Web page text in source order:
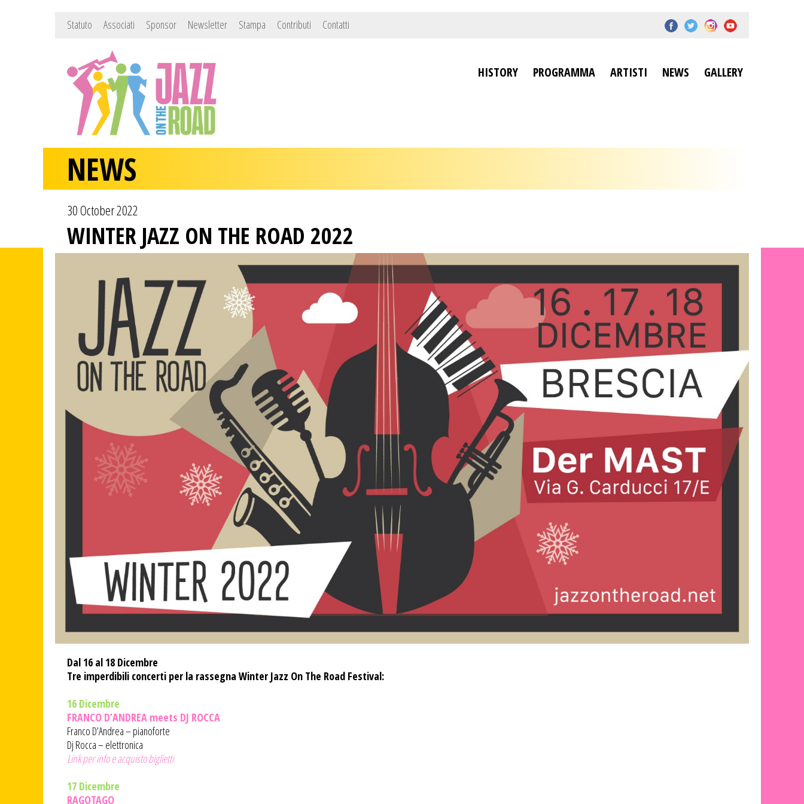
Statuto Associati Sponsor Newsletter Stampa Contributi Contatti
HISTORY PROGRAMMA ARTISTI NEWS GALLERY
NEWS
30 October 2022
WINTER JAZZ ON THE ROAD 2022
Dal 16 al 18 Dicembre
Tre imperdibili concerti per la rassegna Winter Jazz On The Road Festival:
16 Dicembre
FRANCO D’ANDREA meets DJ ROCCA
Franco D’Andrea – pianoforte
Dj Rocca – elettronica
Link per info e acquisto biglietti
17 Dicembre
RAGOTAGO